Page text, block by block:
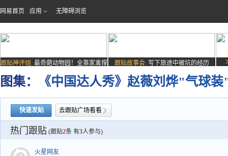
网易首页 应用 无障碍浏览
跟贴神评组: 最奇葩动物园！全靠家禽撑
场子
跟贴故事会: 写下旅途中被坑的经历
图集： 《中国达人秀》赵薇刘烨"气球
快速发贴 去跟贴广场看看
热门跟贴 (跟贴2条 有3人参与)
火星网友